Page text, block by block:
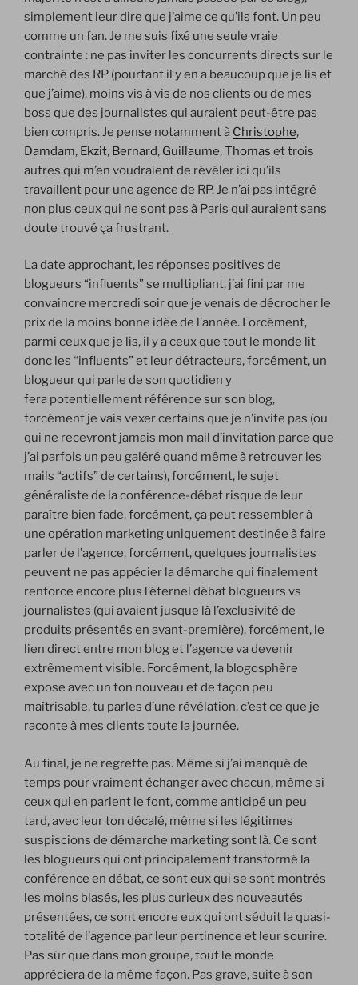
simplement leur dire que j’aime ce qu’ils font. Un peu
comme un fan. Je me suis fixé une seule vraie
contrainte : ne pas inviter les concurrents directs sur le
marché des RP (pourtant il y en a beaucoup que je lis et
que j’aime), moins vis à vis de nos clients ou de mes
boss que des journalistes qui auraient peut-être pas
bien compris. Je pense notamment à Christophe,
Damdam, Ekzit, Bernard, Guillaume,Thomas et trois
autres qui m’en voudraient de révéler ici qu’ils
travaillent pour une agence de RP. Je n’ai pas intégré
non plus ceux qui ne sont pas à Paris qui auraient sans
doute trouvé ça frustrant.
La date approchant, les réponses positives de
blogueurs “influents” se multipliant, j’ai fini par me
convaincre mercredi soir que je venais de décrocher le
prix de la moins bonne idée de l’année. Forcément,
parmi ceux que je lis, il y a ceux que tout le monde lit
donc les “influents” et leur détracteurs, forcément, un
blogueur qui parle de son quotidien y
fera potentiellement référence sur son blog,
forcément je vais vexer certains que je n’invite pas (ou
qui ne recevront jamais mon mail d’invitation parce que
j’ai parfois un peu galéré quand même à retrouver les
mails “actifs” de certains), forcément, le sujet
généraliste de la conférence-débat risque de leur
paraître bien fade, forcément, ça peut ressembler à
une opération marketing uniquement destinée à faire
parler de l’agence, forcément, quelques journalistes
peuvent ne pas appécier la démarche qui finalement
renforce encore plus l’éternel débat blogueurs vs
journalistes (qui avaient jusque là l’exclusivité de
produits présentés en avant-première), forcément, le
lien direct entre mon blog et l’agence va devenir
extrêmement visible. Forcément, la blogosphère
expose avec un ton nouveau et de façon peu
maîtrisable, tu parles d’une révélation, c’est ce que je
raconte à mes clients toute la journée.
Au final, je ne regrette pas. Même si j’ai manqué de
temps pour vraiment échanger avec chacun, même si
ceux qui en parlent le font, comme anticipé un peu
tard, avec leur ton décalé, même si les légitimes
suspiscions de démarche marketing sont là. Ce sont
les blogueurs qui ont principalement transformé la
conférence en débat, ce sont eux qui se sont montrés
les moins blasés, les plus curieux des nouveautés
présentées, ce sont encore eux qui ont séduit la quasi-
totalité de l’agence par leur pertinence et leur sourire.
Pas sûr que dans mon groupe, tout le monde
appréciera de la même façon. Pas grave, suite à son